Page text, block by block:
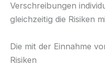
Verschreibungen
gleichzeitig die Risiken
Die mit der Einnahme
Risiken